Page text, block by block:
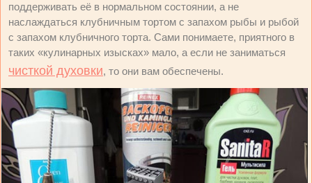
поддерживать её в нормальном состоянии, а не
наслаждаться клубничным тортом с запахом рыбы и рыбой
с запахом клубничного торта. Сами понимаете, приятного в
таких «кулинарных изысках» мало, а если не заниматься
чисткой духовки, то они вам обеспечены.